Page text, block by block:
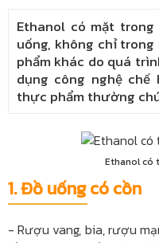
Ethanol có mặt
uống, không chỉ
phẩm khác do quá
dụng công nghệ
thực phẩm thường
Ethanol có
1. Đồ uống có cồn
- Rượu vang, bia, rượu